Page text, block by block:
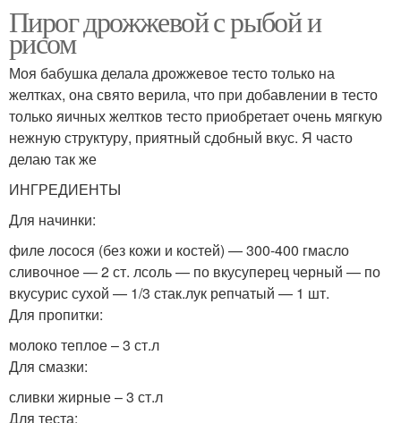
Пирог дрожжевой с рыбой и
рисом
Моя бабушка делала дрожжевое тесто только на
желтках, она свято верила, что при добавлении в тесто
только яичных желтков тесто приобретает очень мягкую
нежную структуру, приятный сдобный вкус. Я часто
делаю так же
ИНГРЕДИЕНТЫ
Для начинки:
филе лосося (без кожи и костей) — 300-400 гмасло
сливочное — 2 ст. лсоль — по вкусуперец черный — по
вкусурис сухой — 1/3 стак.лук репчатый — 1 шт.
Для пропитки:
молоко теплое – 3 ст.л
Для смазки:
сливки жирные – 3 ст.л
Для теста: